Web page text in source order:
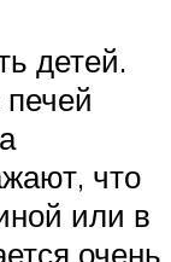
детей.
что
или в
очень